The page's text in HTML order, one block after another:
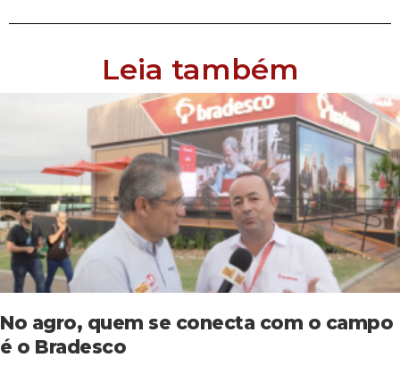
Leia também
No agro, quem se conecta com o campo
é o Bradesco